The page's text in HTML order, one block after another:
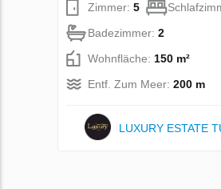
Zimmer: 5
Badezimmer: 2
Wohnfläche: 150 m²
Entf. Zum Meer: 200 m
LUXURY ESTATE